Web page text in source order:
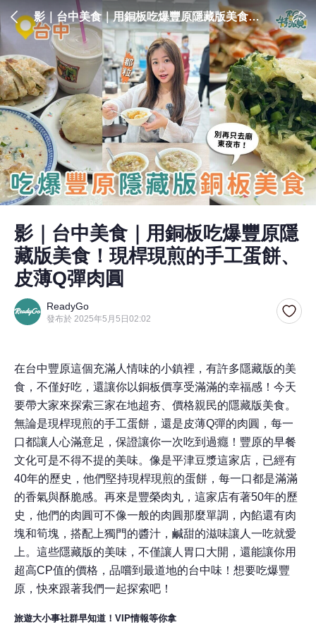
影｜台中美食｜用銅板吃爆豐原隱藏版美食！
現桿現煎的手工蛋餅、皮薄Q彈肉圓
影｜台中美食｜用銅板吃爆豐原隱
藏版美食！現桿現煎的手工蛋餅、
皮薄Q彈肉圓
ReadyGo
發布於 2025年5月5日02:02
在台中豐原這個充滿人情味的小鎮裡，有許多隱藏版的美
食，不僅好吃，還讓你以銅板價享受滿滿的幸福感！今天
要帶大家來探索三家在地超夯、價格親民的隱藏版美食。
無論是現桿現煎的手工蛋餅，還是皮薄Q彈的肉圓，每一
口都讓人心滿意足，保證讓你一次吃到過癮！豐原的早餐
文化可是不得不提的美味。像是平津豆漿這家店，已經有
40年的歷史，他們堅持現桿現煎的蛋餅，每一口都是滿滿
的香氣與酥脆感。再來是豐榮肉丸，這家店有著50年的歷
史，他們的肉圓可不像一般的肉圓那麼單調，內餡還有肉
塊和筍塊，搭配上獨門的醬汁，鹹甜的滋味讓人一吃就愛
上。這些隱藏版的美味，不僅讓人胃口大開，還能讓你用
超高CP值的價格，品嚐到最道地的台中味！想要吃爆豐
原，快來跟著我們一起探索吧！
旅遊大小事社群早知道！VIP情報等你拿